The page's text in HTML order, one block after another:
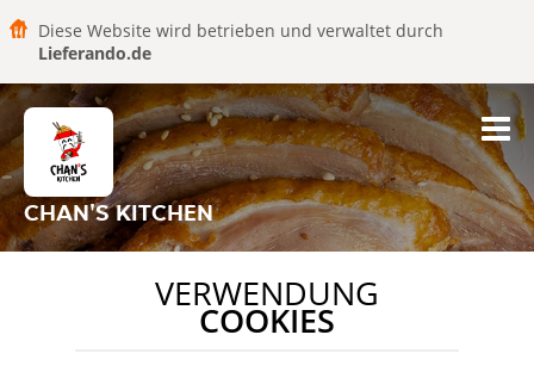
Diese Website wird betrieben und verwaltet durch
Lieferando.de
CHAN'S KITCHEN
VERWENDUNG
COOKIES